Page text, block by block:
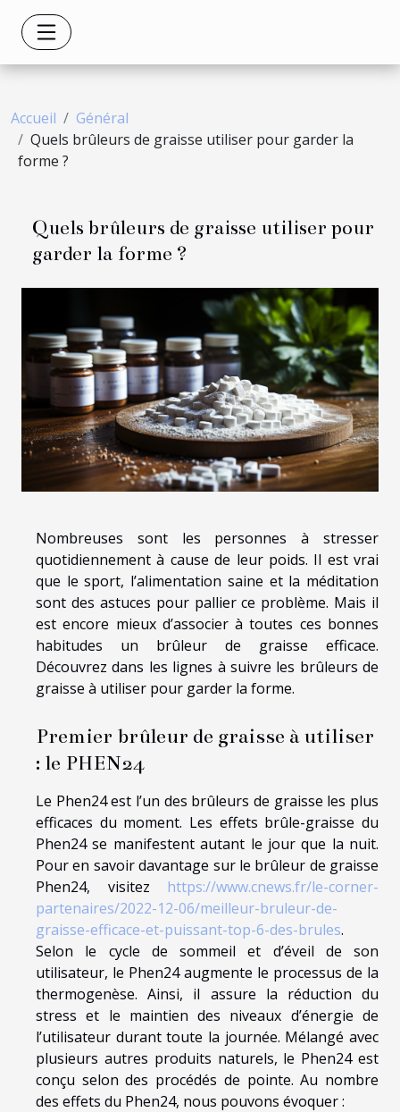
Accueil
Général
Quels brûleurs de graisse utiliser pour garder la
forme ?
Quels brûleurs de graisse utiliser pour
garder la forme ?
Nombreuses sont les personnes à stresser
quotidiennement à cause de leur poids. Il est vrai
que le sport, l’alimentation saine et la méditation
sont des astuces pour pallier ce problème. Mais il
est encore mieux d’associer à toutes ces bonnes
habitudes un brûleur de graisse efficace.
Découvrez dans les lignes à suivre les brûleurs de
graisse à utiliser pour garder la forme.
Premier brûleur de graisse à utiliser
: le PHEN24
Le Phen24 est l’un des brûleurs de graisse les plus
efficaces du moment. Les effets brûle-graisse du
Phen24 se manifestent autant le jour que la nuit.
Pour en savoir davantage sur le brûleur de graisse
Phen24, visitez https://www.cnews.fr/le-corner-
partenaires/2022-12-06/meilleur-bruleur-de-
graisse-efficace-et-puissant-top-6-des-brules.
Selon le cycle de sommeil et d’éveil de son
utilisateur, le Phen24 augmente le processus de la
thermogenèse. Ainsi, il assure la réduction du
stress et le maintien des niveaux d’énergie de
l’utilisateur durant toute la journée. Mélangé avec
plusieurs autres produits naturels, le Phen24 est
conçu selon des procédés de pointe. Au nombre
des effets du Phen24, nous pouvons évoquer :